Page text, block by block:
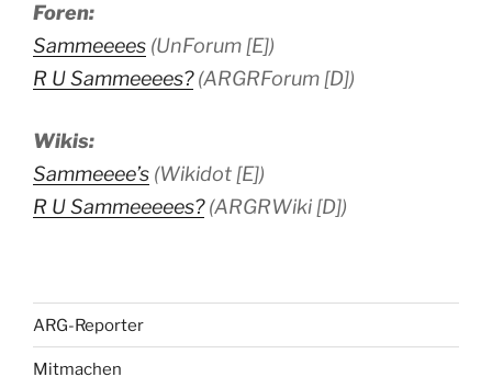
Foren:
Sammeeees (UnForum [E])
R U Sammeeees?(ARGRForum [D])
Wikis:
Sammeeee’s (Wikidot [E])
R U Sammeeeees?(ARGRWiki [D])
ARG-Reporter
Mitmachen